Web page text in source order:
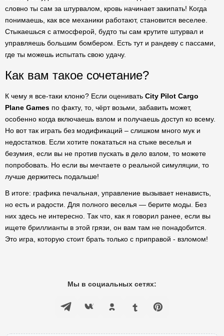
словно ты сам за штурвалом, кровь начинает закипать! Когда
понимаешь, как все механики работают, становится веселее.
Стыкаешься с атмосферой, будто ты сам крутите штурвал и
управляешь большим бомбером. Есть тут и рандеву с пассами,
где ты можешь испытать свою удачу.
Как вам такое сочетание?
К чему я все-таки клоню? Если оценивать City Pilot Cargo
Plane Games по факту, то, чёрт возьми, забавить может,
особенно когда включаешь взлом и получаешь доступ ко всему.
Но вот так играть без модификаций – слишком много мук и
недостатков. Если хотите покататься на стыке веселья и
безумия, если вы не против пускать в дело взлом, то можете
попробовать. Но если вы мечтаете о реальной симуляции, то
лучше держитесь подальше!
В итоге: графика печальная, управление вызывает ненависть,
но есть и радости. Для полного веселья — берите моды. Без
них здесь не интересно. Так что, как я говорил ранее, если вы
ищете бриллианты в этой грязи, он вам там не понадобится.
Это игра, которую стоит брать только с приправой - взломом!
Мы в социальных сетях: